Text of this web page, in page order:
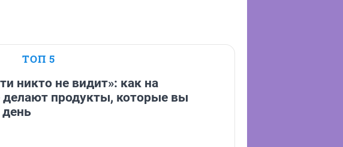
ТОП 5
никто не видит»: как на
продукты, которые вы